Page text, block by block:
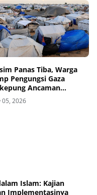
Panas Tiba, Warga
Pengungsi Gaza
Ancaman
Kulit
05, 2026
Islam: Kajian
Implementasinya